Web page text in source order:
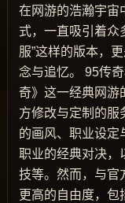
在网游的浩瀚宇宙
式，一直吸引着众
服”这样的版本，
念与追忆。 95传
奇》这一经典网游
方修改与定制的服
的画风、职业设定
职业的经典对决，
技等。然而，与官
更高的自由度，包